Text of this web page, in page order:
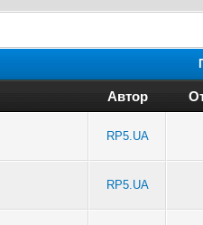
Автор
RP5.UA
RP5.UA